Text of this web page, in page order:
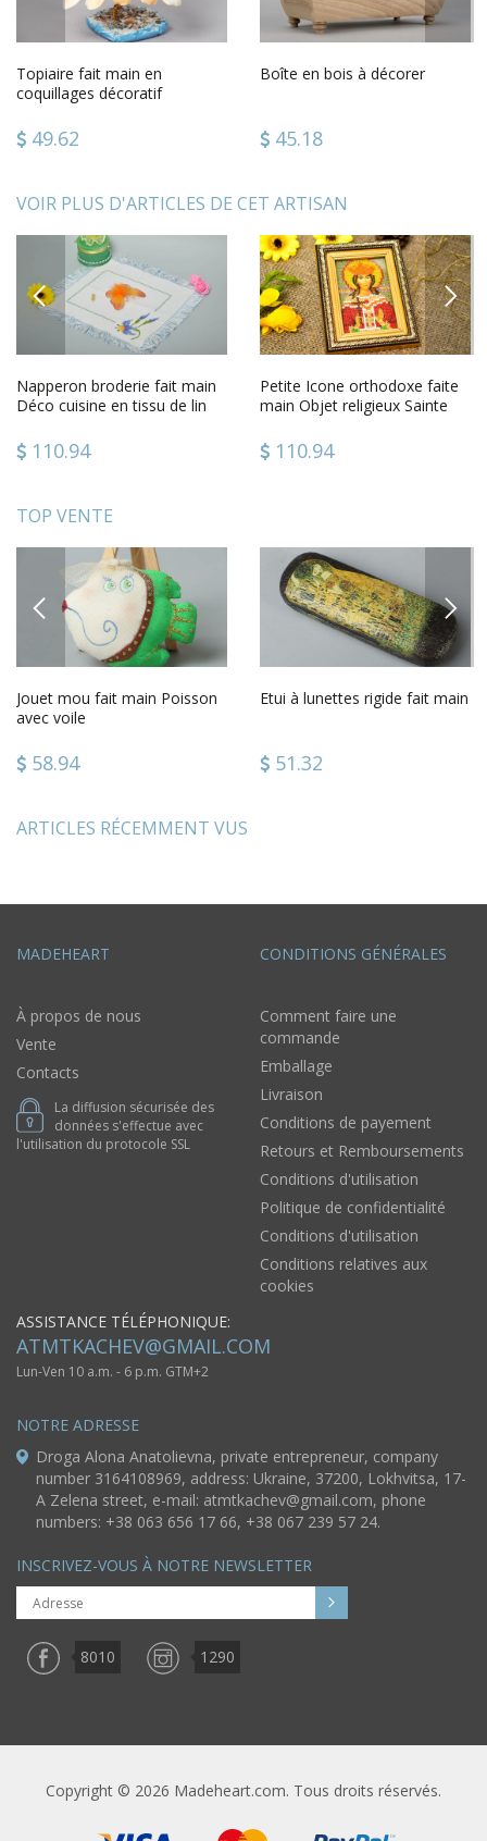
Topiaire fait main en
coquillages décoratif
49.62
Boîte en bois à décorer
45.18
VOIR PLUS D'ARTICLES DE CET ARTISAN
PREVIOUS
Napperon broderie fait main
Déco cuisine en tissu de lin
110.94
Petite Icone orthodoxe faite
main Objet religieux Sainte
110.94
NEXT
TOP VENTE
PREVIOUS
Jouet mou fait main Poisson
avec voile
58.94
Etui à lunettes rigide fait main
51.32
NEXT
ARTICLES RÉCEMMENT VUS
MADEHEART
À propos de nous
Vente
Contacts
La diffusion sécurisée des
données s'effectue avec
l'utilisation du protocole SSL
CONDITIONS GÉNÉRALES
Comment faire une
commande
Emballage
Livraison
Conditions de payement
Retours et Remboursements
Conditions d'utilisation
Politique de confidentialité
Conditions d'utilisation
Conditions relatives aux
cookies
ASSISTANCE TÉLÉPHONIQUE:
ATMTKACHEV@GMAIL.COM
Lun-Ven 10 a.m. - 6 p.m. GTM+2
NOTRE ADRESSE
Droga Alona Anatolievna, private entrepreneur, company
number 3164108969, address: Ukraine, 37200, Lokhvitsa, 17-
A Zelena street, e-mail: atmtkachev@gmail.com, phone
numbers: +38 063 656 17 66, +38 067 239 57 24.
INSCRIVEZ-VOUS À NOTRE NEWSLETTER
8010 1290
Copyright © 2026 Madeheart.com. Tous droits réservés.